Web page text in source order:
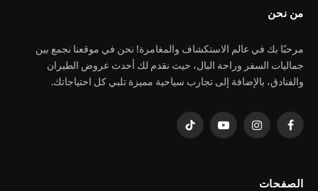
من نحن
مرحبًا بك في عالم الاستكشاف والمغامرة! نحن في موقعنا نجمع بين
جماليات السفر وراحة البال، حيث نقدم لك أحدث عروض الطيران
والفنادق، بالإضافة إلى تجارب سياحية مميزة تلبي كل احتياجاتك.
فيسبوكالانستغراميوتيوب تيكتوك
الصفحات